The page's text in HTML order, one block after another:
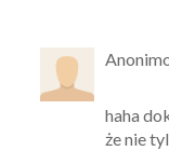
haha
że nie